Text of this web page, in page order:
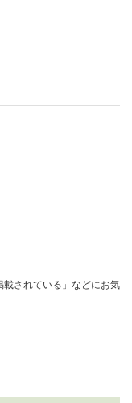
載されている」などにお気